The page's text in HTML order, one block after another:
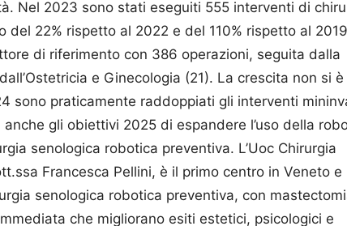
Nel 2023 sono stati eseguiti 555 interventi di
del 22% rispetto al 2022 e del 110% rispetto al
di riferimento con 386 operazioni, seguita dalla
e Ginecologia (21). La crescita non si è
sono praticamente raddoppiati gli interventi
gli obiettivi 2025 di espandere l’uso della
senologica robotica preventiva. L’Uoc Chirurgia
Francesca Pellini, è il primo centro in Veneto e
senologica robotica preventiva, con
che migliorano esiti estetici, psicologici e